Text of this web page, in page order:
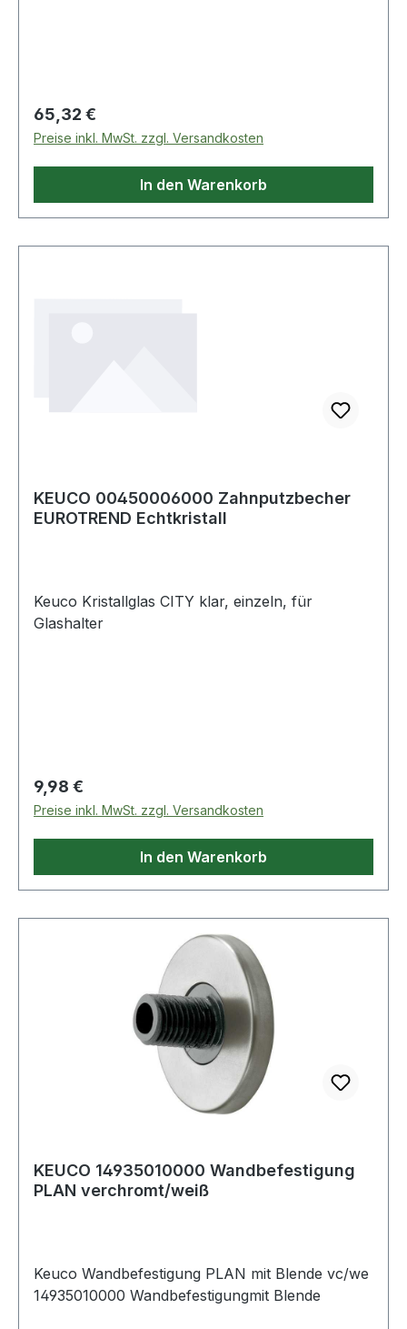
Regulärer Preis:
65,32 €
Preise inkl. MwSt. zzgl. Versandkosten
In den Warenkorb
KEUCO 00450006000 Zahnputzbecher
EUROTREND Echtkristall
Keuco Kristallglas CITY klar, einzeln, für
Glashalter
Regulärer Preis:
9,98 €
Preise inkl. MwSt. zzgl. Versandkosten
In den Warenkorb
KEUCO 14935010000 Wandbefestigung
PLAN verchromt/weiß
Keuco Wandbefestigung PLAN mit Blende vc/we
14935010000 Wandbefestigungmit Blende